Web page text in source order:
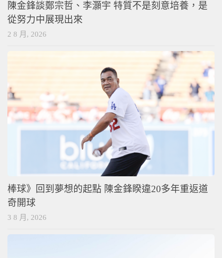
陳金鋒談鄭宗哲、李灝宇 特質不是刻意培養，是
從努力中展現出來
2 8 月, 2026
棒球》回到夢想的起點 陳金鋒睽違20多年重返道
奇開球
3 8 月, 2026